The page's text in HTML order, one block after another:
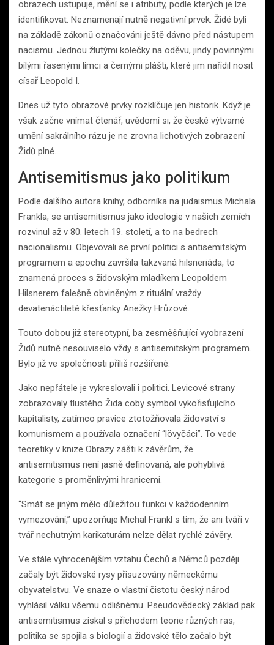
obrazech ustupuje, mění se i atributy, podle kterých je lze
identifikovat. Neznamenají nutně negativní prvek. Židé byli
na základě zákonů označováni ještě dávno před nástupem
nacismu. Jednou žlutými kolečky na oděvu, jindy povinnými
bílými řasenými límci a černými plášti, které jim nařídil nosit
císař Leopold I.
Dnes už tyto obrazové prvky rozklíčuje jen historik. Když je
však začne vnímat čtenář, uvědomí si, že české výtvarné
umění sakrálního rázu je ne zrovna lichotivých zobrazení
Židů plné.
Antisemitismus jako politikum
Podle dalšího autora knihy, odborníka na judaismus Michala
Frankla, se antisemitismus jako ideologie v našich zemích
rozvinul až v 80. letech 19. století, a to na bedrech
nacionalismu. Objevovali se první politici s antisemitským
programem a epochu završila takzvaná hilsneriáda, to
znamená proces s židovským mladíkem Leopoldem
Hilsnerem falešně obviněným z rituální vraždy
devatenáctileté křesťanky Anežky Hrůzové.
Touto dobou již stereotypní, ba zesměšňující vyobrazení
Židů nutně nesouviselo vždy s antisemitským programem.
Bylo již ve společnosti příliš rozšířené.
Jako nepřátele je vykreslovali i politici. Levicové strany
zobrazovaly tlustého Žida coby symbol vykořisťujícího
kapitalisty, zatímco pravice ztotožňovala židovství s
komunismem a používala označení “lövyčáci”. To vede
teoretiky v knize Obrazy zášti k závěrům, že
antisemitismus není jasně definovaná, ale pohyblivá
kategorie s proměnlivými hranicemi.
“Smát se jiným mělo důležitou funkci v každodenním
vymezování,” upozorňuje Michal Frankl s tím, že ani tváří v
tvář nechutným karikaturám nelze dělat rychlé závěry.
Ve stále vyhrocenějším vztahu Čechů a Němců později
začaly být židovské rysy přisuzovány německému
obyvatelstvu. Ve snaze o vlastní čistotu český národ
vyhlásil válku všemu odlišnému. Pseudovědecký základ pak
antisemitismus získal s příchodem teorie různých ras,
politika se spojila s biologií a židovské tělo začalo být